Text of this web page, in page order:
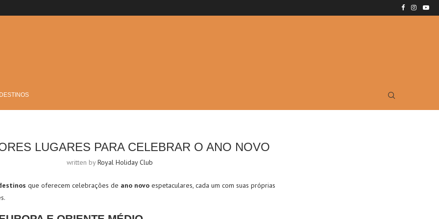
LUGARES PARA CELEBRAR O ANO NOVO
written byRoyal Holiday Club
que oferecem celebrações de ano novo espetaculares, cada um com suas próprias